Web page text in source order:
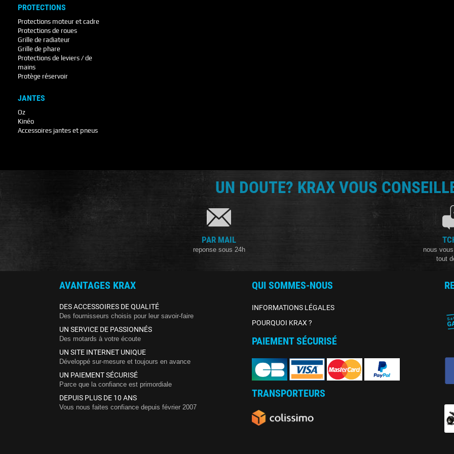
PROTECTIONS
Protections moteur et cadre
Protections de roues
Grille de radiateur
Grille de phare
Protections de leviers / de
mains
Protège réservoir
JANTES
Oz
Kinéo
Accessoires jantes et pneus
UN DOUTE? KRAX VOUS
PAR MAIL
reponse sous 24h
nous
tout
AVANTAGES KRAX
DES ACCESSOIRES DE QUALITÉ
Des fournisseurs choisis pour leur savoir-faire
UN SERVICE DE PASSIONNÉS
Des motards à votre écoute
UN SITE INTERNET UNIQUE
Développé sur-mesure et toujours en avance
UN PAIEMENT SÉCURISÉ
Parce que la confiance est primordiale
DEPUIS PLUS DE 10 ANS
Vous nous faites confiance depuis février 2007
QUI SOMMES-NOUS
INFORMATIONS LÉGALES
POURQUOI KRAX ?
PAIEMENT SÉCURISÉ
TRANSPORTEURS